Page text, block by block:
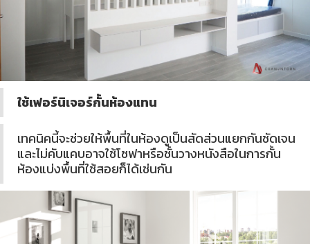
ใช้เฟอร์นิเจอร์กั้นห้องแทน
เทคนิคนี้จะช่วยให้พื้นที่ในห้องดูเป็นสัดส่วนแยกกันชัดเจน
และไม่คับแคบอาจใช้โซฟาหรือชั้นวางหนังสือในการกั้น
ห้องแบ่งพื้นที่ใช้สอยก็ได้เช่นกัน